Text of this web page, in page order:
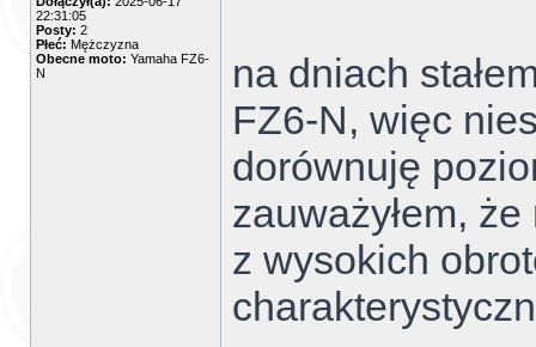
22:31:05
Posty: 2
Płeć: Mężczyzna
Obecne moto: Yamaha FZ6-
N
na dniach
FZ6-N, więc
dorównuję
zauważyłem,
z wysokich